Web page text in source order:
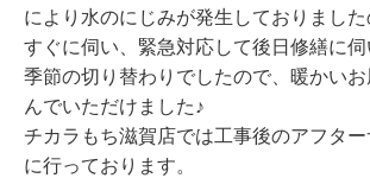
により水のにじみが発生しておりまし
すぐに伺い、緊急対応して後日修繕に伺
季節の切り替わりでしたので、暖かい
んでいただけました♪
チカラもち滋賀店では工事後のアフタ
に行っております。